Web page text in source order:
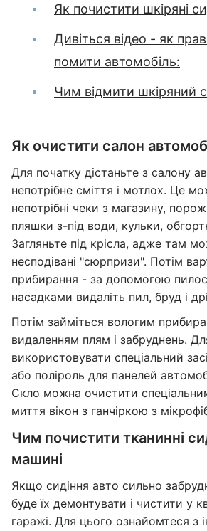
Як почистити шкіряні
Дивіться відео - як
помити автомобіль:
Чим відмити шкіряний
Як очистити салон
Для початку дістаньте з салону
непотрібне сміття і мотлох. Це
непотрібні чеки з магазину,
пляшки з-під води, кульки,
Загляньте під крісла, адже там
несподівані "сюрпризи". Потім
прибирання - за допомогою
насадками видаліть пил, бруд і
Потім займіться вологим
видаленням плям і забруднень.
використовувати спеціальний
або поліроль для панелей
Скло можна очистити
миття вікон з ганчіркою з
Чим почистити тканинні
машині
Якщо сидіння авто сильно
буде їх демонтувати і чистити у
гаражі. Для цього ознайомтеся з